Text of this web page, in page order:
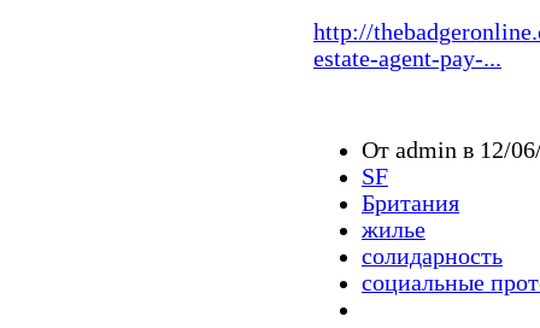
http://
estate-agent-pay-...
От admin в 12/
SF
Британия
жилье
солидарность
социальные